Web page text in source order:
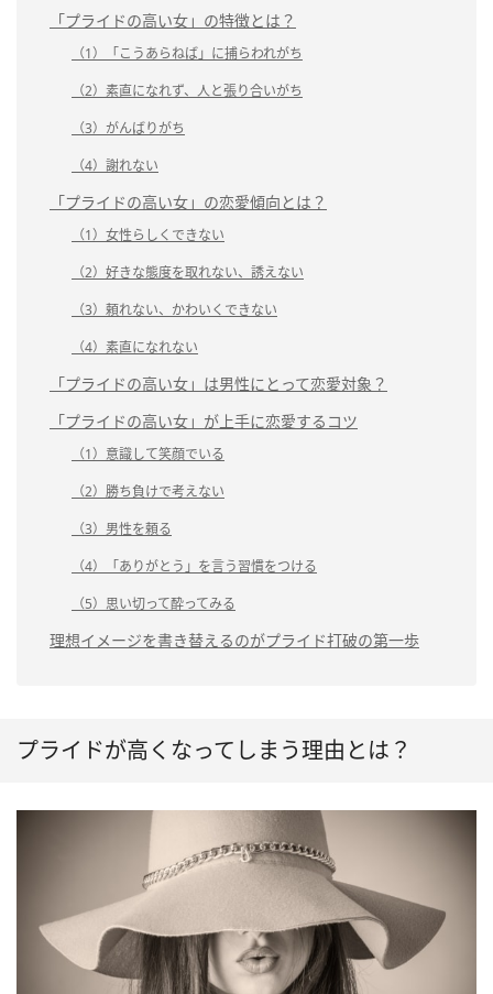
「プライドの高い女」の特徴とは？
（1）「こうあらねば」に捕らわれがち
（2）素直になれず、人と張り合いがち
（3）がんばりがち
（4）謝れない
「プライドの高い女」の恋愛傾向とは？
（1）女性らしくできない
（2）好きな態度を取れない、誘えない
（3）頼れない、かわいくできない
（4）素直になれない
「プライドの高い女」は男性にとって恋愛対象？
「プライドの高い女」が上手に恋愛するコツ
（1）意識して笑顔でいる
（2）勝ち負けで考えない
（3）男性を頼る
（4）「ありがとう」を言う習慣をつける
（5）思い切って酔ってみる
理想イメージを書き替えるのがプライド打破の第一歩
プライドが高くなってしまう理由とは？